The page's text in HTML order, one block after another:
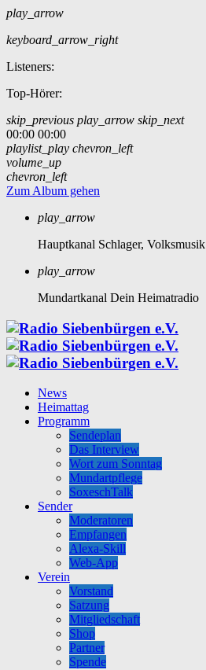
play_arrow
keyboard_arrow_right
Listeners:
Top-Hörer:
skip_previous play_arrow skip_next
00:00 00:00
playlist_play chevron_left
volume_up
chevron_left
Zum Album gehen
play_arrow
Hauptkanal Schlager, Volksmusik
play_arrow
Mundartkanal Dein Heimatradio
News
Heimattag
Programm
Sendeplan
Das Interview
Wort zum Sonntag
Mundartpflege
SoxeschTalk
Sender
Moderatoren
Empfangen
Alexa-Skill
Web-App
Verein
Vorstand
Satzung
Mitgliedschaft
Shop
Partner
Spende